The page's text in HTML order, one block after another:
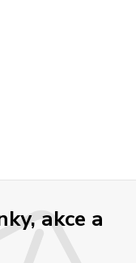
akce a